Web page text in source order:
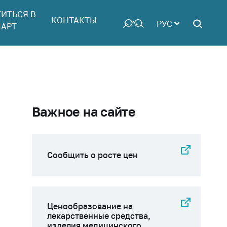
В
КОНТАКТЫ РУС
Важное на сайте
Сообщить о росте цен
Ценообразование на
лекарственные средства,